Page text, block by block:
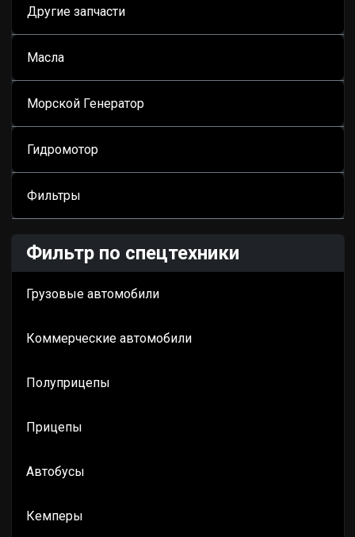
Другие запчасти
Масла
Морской Генератор
Гидромотор
Фильтры
Фильтр по спецтехники
Грузовые автомобили
Коммерческие автомобили
Полуприцепы
Прицепы
Автобусы
Кемперы